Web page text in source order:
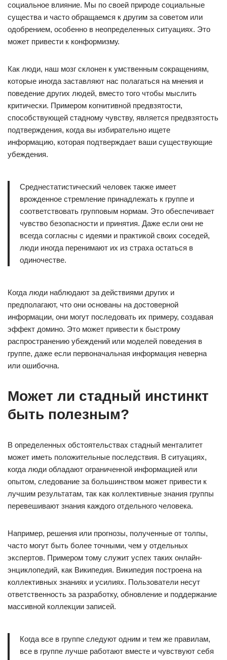
социальное влияние. Мы по своей природе социальные
существа и часто обращаемся к другим за советом или
одобрением, особенно в неопределенных ситуациях. Это
может привести к конформизму.
Как люди, наш мозг склонен к умственным сокращениям,
которые иногда заставляют нас полагаться на мнения и
поведение других людей, вместо того чтобы мыслить
критически. Примером когнитивной предвзятости,
способствующей стадному чувству, является предвзятость
подтверждения, когда вы избирательно ищете
информацию, которая подтверждает ваши существующие
убеждения.
Среднестатистический человек также имеет
врожденное стремление принадлежать к группе и
соответствовать групповым нормам. Это обеспечивает
чувство безопасности и принятия. Даже если они не
всегда согласны с идеями и практикой своих соседей,
люди иногда перенимают их из страха остаться в
одиночестве.
Когда люди наблюдают за действиями других и
предполагают, что они основаны на достоверной
информации, они могут последовать их примеру, создавая
эффект домино. Это может привести к быстрому
распространению убеждений или моделей поведения в
группе, даже если первоначальная информация неверна
или ошибочна.
Может ли стадный инстинкт
быть полезным?
В определенных обстоятельствах стадный менталитет
может иметь положительные последствия. В ситуациях,
когда люди обладают ограниченной информацией или
опытом, следование за большинством может привести к
лучшим результатам, так как коллективные знания группы
перевешивают знания каждого отдельного человека.
Например, решения или прогнозы, полученные от толпы,
часто могут быть более точными, чем у отдельных
экспертов. Примером тому служит успех таких онлайн-
энциклопедий, как Википедия. Википедия построена на
коллективных знаниях и усилиях. Пользователи несут
ответственность за разработку, обновление и поддержание
массивной коллекции записей.
Когда все в группе следуют одним и тем же правилам,
все в группе лучше работают вместе и чувствуют себя